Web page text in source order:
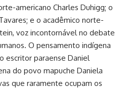
americano Charles Duhigg; o
e o acadêmico norte-
voz incontornável no debate
O pensamento indígena
escritor paraense Daniel
do povo mapuche Daniela
que raramente ocupam os